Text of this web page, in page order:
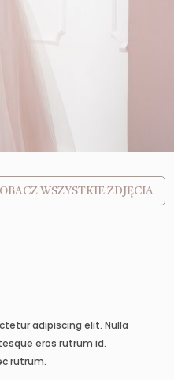
WSZYSTKIE ZDJĘCIA
adipiscing elit. Nulla
eros rutrum id.
rutrum.